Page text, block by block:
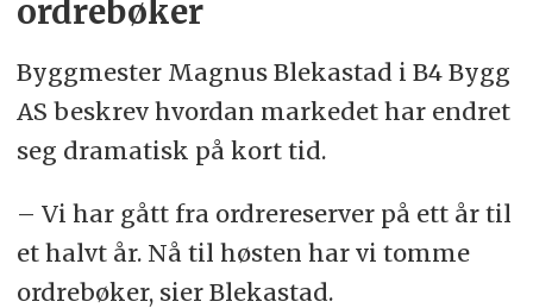
ordrebøker
Byggmester Magnus Blekastad i B4 Bygg
AS beskrev hvordan markedet har endret
seg dramatisk på kort tid.
– Vi har gått fra ordrereserver på ett år til
et halvt år. Nå til høsten har vi tomme
ordrebøker, sier Blekastad.